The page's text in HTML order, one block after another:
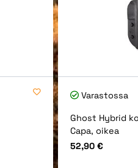
Varastossa
Ghost Hybrid
Capa, oikea
Hinta
52,90 €